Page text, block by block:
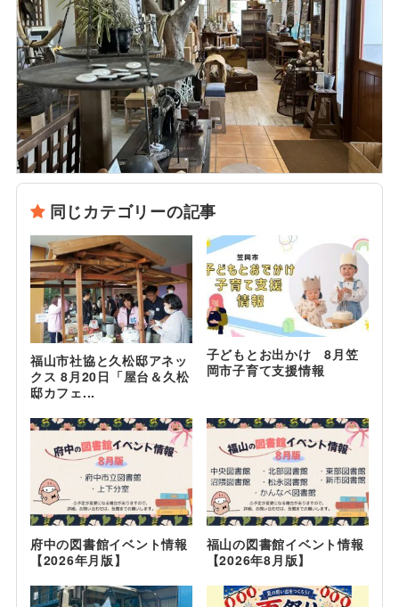
同じカテゴリーの記事
福山市社協と久松邸アネッ
クス 8月20日「屋台＆久松
邸カフェ...
子どもとお出かけ 8月笠
岡市子育て支援情報
府中の図書館イベント情報
【2026年月版】
福山の図書館イベント情報
【2026年8月版】